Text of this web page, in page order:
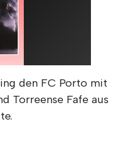
den FC Porto mit
Torreense Fafe aus